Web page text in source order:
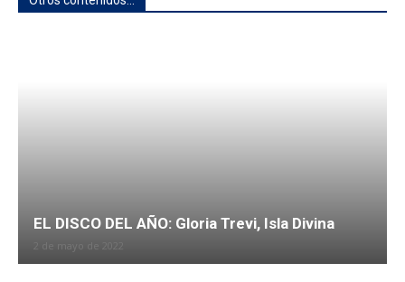
EL DISCO DEL AÑO: Gloria Trevi, Isla Divina
2 de mayo de 2022